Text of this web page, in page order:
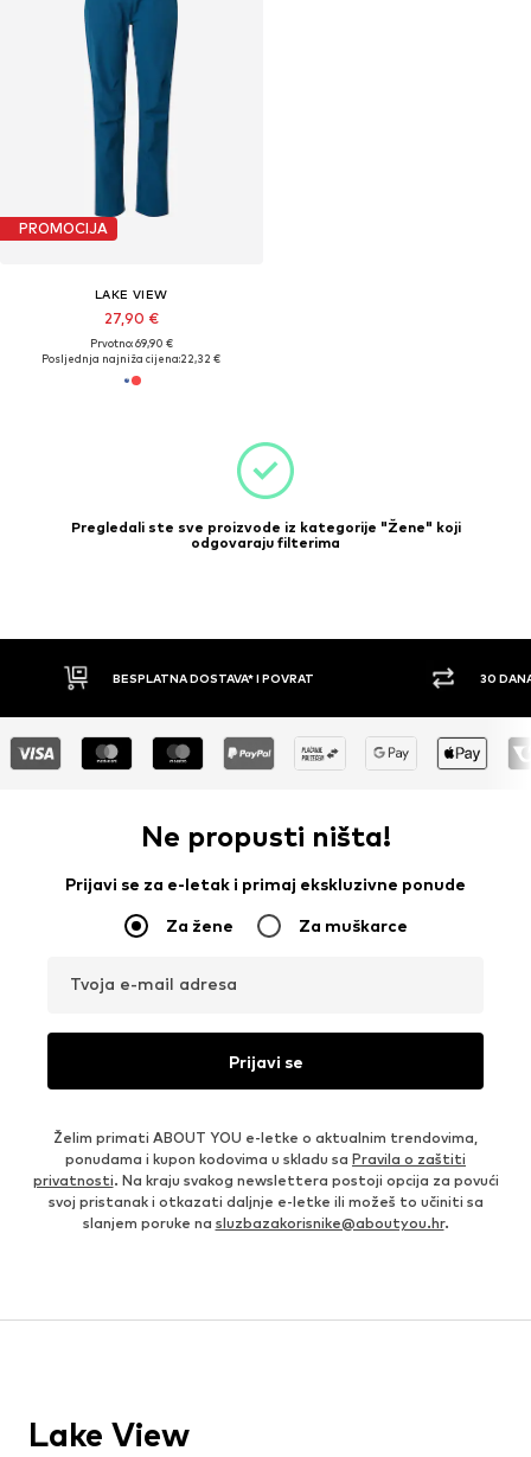
PROMOCIJA
LAKE VIEW
27,90 €
Prvotno: 69,90 €
Posljednja najniža cijena:22,32 €
Pregledali ste sve proizvode iz kategorije "Žene" koji
odgovaraju filterima
30 DANA PRAVO NA POVRAT
Ne propusti ništa!
Prijavi se za e-letak i primaj ekskluzivne ponude
Za žene Za muškarce
Tvoja e-mail adresa
Prijavi se
Želim primati ABOUT YOU e-letke o aktualnim trendovima,
ponudama i kupon kodovima u skladu sa Pravila o zaštiti
privatnosti. Na kraju svakog newslettera postoji opcija za povući
svoj pristanak i otkazati daljnje e-letke ili možeš to učiniti sa
slanjem poruke na sluzbazakorisnike@aboutyou.hr.
Lake View